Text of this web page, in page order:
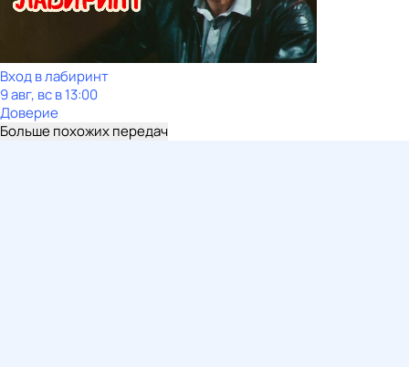
Вход в лабиринт
9 авг, вс в 13:00
Доверие
Больше похожих передач